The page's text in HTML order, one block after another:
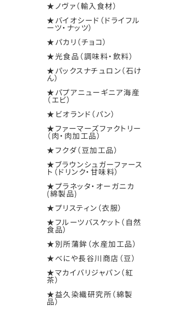
★ノヴァ（輸入食材）
★バイオシード（ドライフル
ーツ・ナッツ）
★パカリ（チョコ）
★光食品（調味料・飲料）
★パックスナチュロン（石け
ん）
★パプアニューギニア海産
（エビ）
★ビオランド（パン）
★ファーマーズファクトリー
（肉・肉加工品）
★フクダ（豆加工品）
★ブラウンシュガーファース
ト（ドリンク・甘味料）
★プラネッタ・オーガニカ
(綿製品)
★プリスティン（衣服）
★フルーツバスケット（自然
食品）
★別所蒲鉾（水産加工品）
★べにや長谷川商店（豆）
★マカイバリジャパン（紅
茶）
★益久染織研究所（綿製
品）